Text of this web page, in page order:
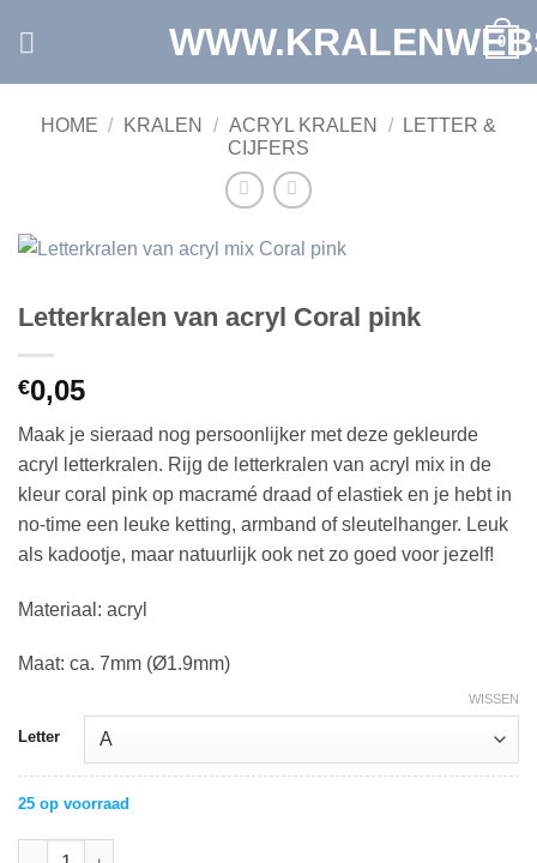
0
HOME / KRALEN / ACRYL KRALEN /
LETTER &
CIJFERS
Letterkralen van acryl Coral pink
€0,05
Maak je sieraad nog persoonlijker met deze gekleurde
acryl letterkralen. Rijg de letterkralen van acryl mix in de
kleur coral pink op macramé draad of elastiek en je hebt in
no-time een leuke ketting, armband of sleutelhanger. Leuk
als kadootje, maar natuurlijk ook net zo goed voor jezelf!
Materiaal: acryl
Maat: ca. 7mm (Ø1.9mm)
Letter
WISSEN
25 op voorraad
Letterkralen van acryl Coral pink aantal